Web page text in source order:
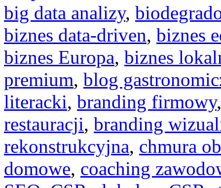
big data analizy,
biznes data-driven, biznes
biznes Europa, biznes
premium, blog
literacki, branding firmowy
restauracji, branding
rekonstrukcyjna, chmura
domowe, coaching